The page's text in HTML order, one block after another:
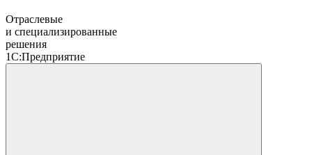
Отраслевые
и специализированные
решения
1С:Предприятие